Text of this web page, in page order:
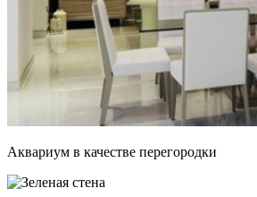
Аквариум в качестве перегородки